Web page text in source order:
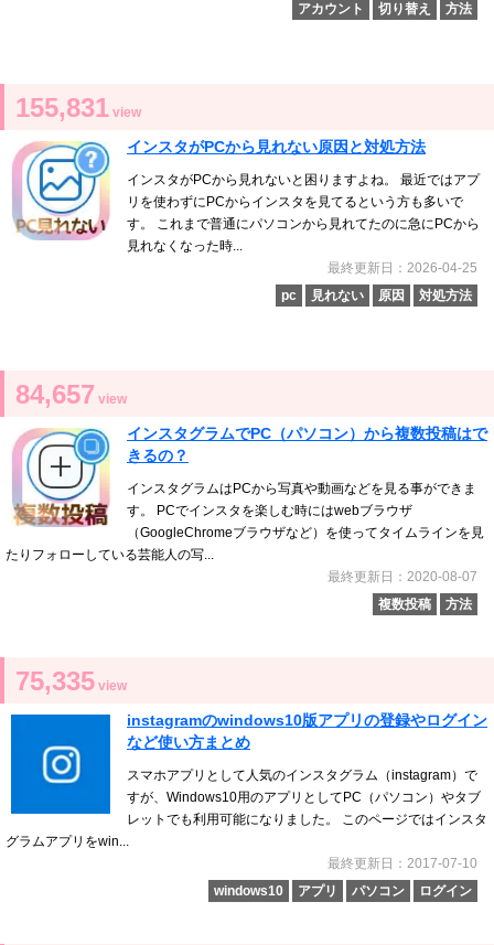
アカウント
切り替え 方法
155,831 view
インスタがPCから見れない原因と対処方法
インスタがPCから見れないと困りますよね。 最近ではアプ
リを使わずにPCからインスタを見てるという方も多いで
す。 これまで普通にパソコンから見れてたのに急にPCから
見れなくなった時...
最終更新日：2026-04-25
pc
見れない 原因 対処方法
84,657 view
インスタグラムでPC（パソコン）から複数投稿はで
きるの？
インスタグラムはPCから写真や動画などを見る事ができま
す。 PCでインスタを楽しむ時にはwebブラウザ
（GoogleChromeブラウザなど）を使ってタイムラインを見
たりフォローしている芸能人の写...
最終更新日：2020-08-07
複数投稿
方法
75,335 view
instagramのwindows10版アプリの登録やログイン
など使い方まとめ
スマホアプリとして人気のインスタグラム（instagram）で
すが、Windows10用のアプリとしてPC（パソコン）やタブ
レットでも利用可能になりました。 このページではインスタ
グラムアプリをwin...
最終更新日：2017-07-10
windows10
アプリ パソコン ログイン